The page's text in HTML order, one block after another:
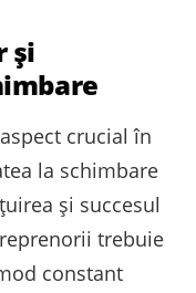
și
crucial în
la schimbare
și succesul
trebuie
constant